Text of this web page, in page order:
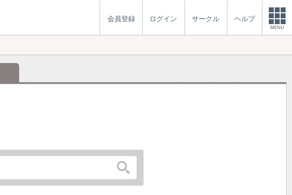
会員登録 ログイン サークル ヘルプ
MENU